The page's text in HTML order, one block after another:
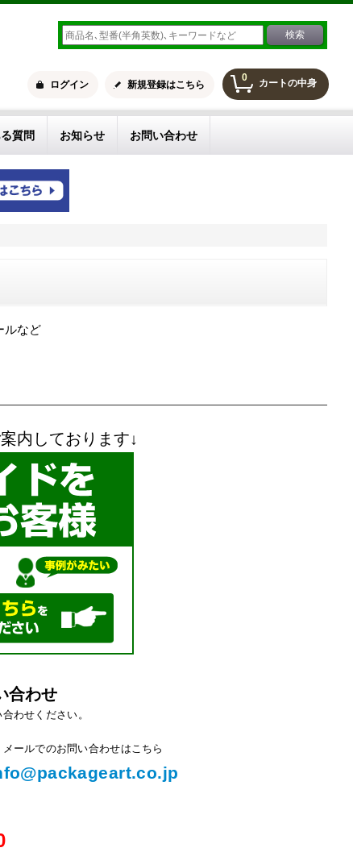
0 カートの中身
ログイン 新規登録はこちら
質問 お知らせ お問い合わせ
ルなど
内しております↓
合わせ
わせください。
メールでのお問い合わせはこちら